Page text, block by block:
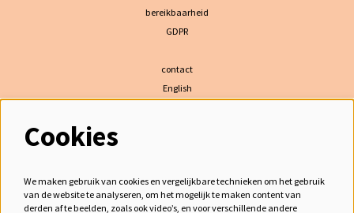
bereikbaarheid
GDPR
contact
English
Cookies
We maken gebruik van cookies en vergelijkbare technieken om het gebruik
van de website te analyseren, om het mogelijk te maken content van
derden af te beelden, zoals ook video’s, en voor verschillende andere